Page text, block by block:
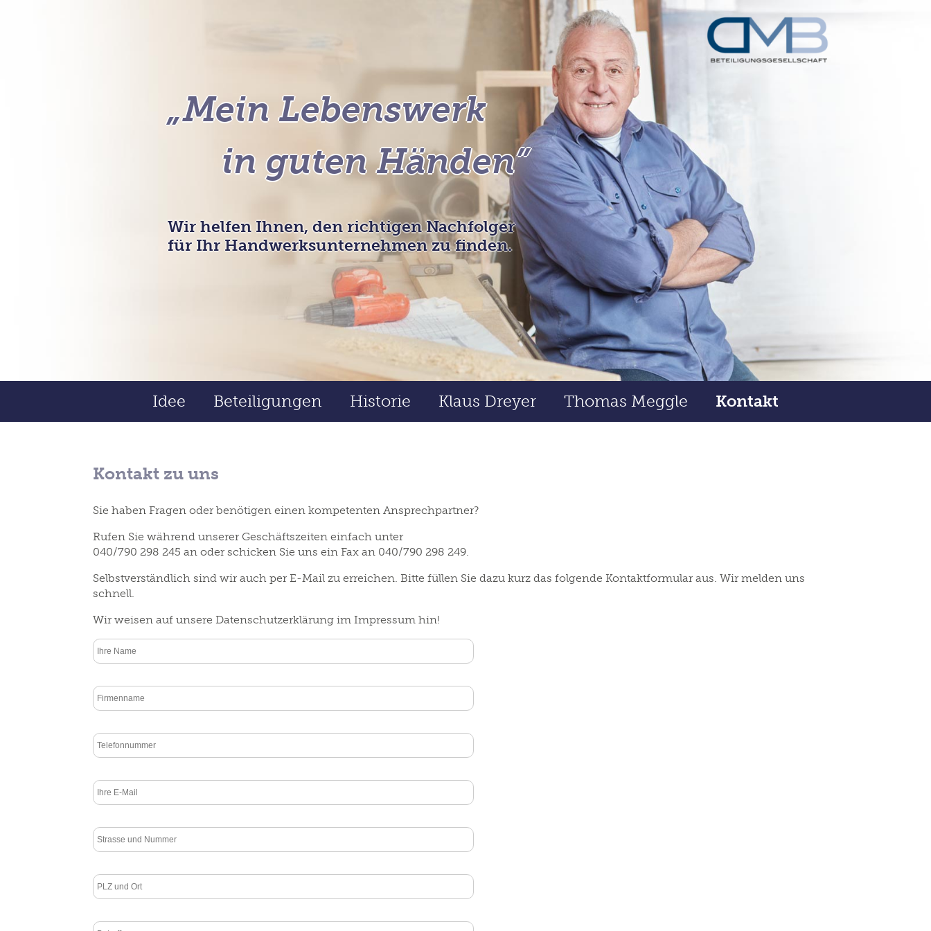
„Mein Lebenswerk
in guten Händen”
Wir helfen Ihnen, den richtigen Nachfolger
für Ihr Handwerksunternehmen zu finden.
Idee Beteiligungen Historie Klaus Dreyer Thomas Meggle Kontakt
Kontakt zu uns
Sie haben Fragen oder benötigen einen kompetenten Ansprechpartner?
Rufen Sie während unserer Geschäftszeiten einfach unter
040/790 298 245 an oder schicken Sie uns ein Fax an 040/790 298 249.
Selbstverständlich sind wir auch per E-Mail zu erreichen. Bitte füllen Sie dazu kurz das folgende Kontaktformular aus. Wir melden uns
schnell.
Wir weisen auf unsere Datenschutzerklärung im Impressum hin!